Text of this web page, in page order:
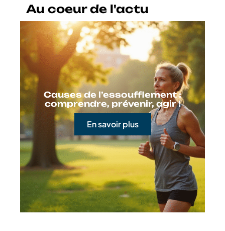
Location par une SCI : fonctionnement et
conditions
EN SAVOIR PLUS
Au coeur de l'actu